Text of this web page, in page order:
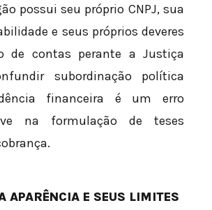
possui seu próprio CNPJ, sua
e seus próprios deveres
de contas perante a Justiça
subordinação política
financeira é um erro
na formulação de teses
APARÊNCIA E SEUS LIMITES